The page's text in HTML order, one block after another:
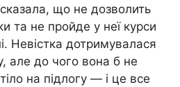
що не дозволить
та не пройде у неї курси
Невістка дотримувалася
але до чого вона б не
на підлогу — і це все